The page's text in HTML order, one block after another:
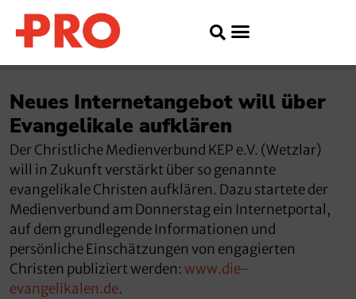
Neues Internetangebot will über
Evangelikale aufklären
Der Christliche Medienverbund KEP e.V. (Wetzlar)
will in Zukunft verstärkt über so genannte
evangelikale Christen aufklären. Dazu startete der
Medienverbund am Donnerstag ein Internetportal,
auf dem grundlegende Informationen und
persönliche Einschätzungen von engagierten
Christen publiziert werden: www.die-
evangelikalen.de.